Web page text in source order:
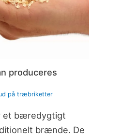
produceres
på træbriketter
et bæredygtigt
brænde. De